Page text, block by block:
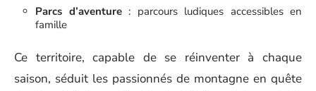
Parcs d’aventure: parcours ludiques accessibles en
famille
Ce territoire, capable de se réinventer à chaque
saison, séduit les passionnés de montagne en quête